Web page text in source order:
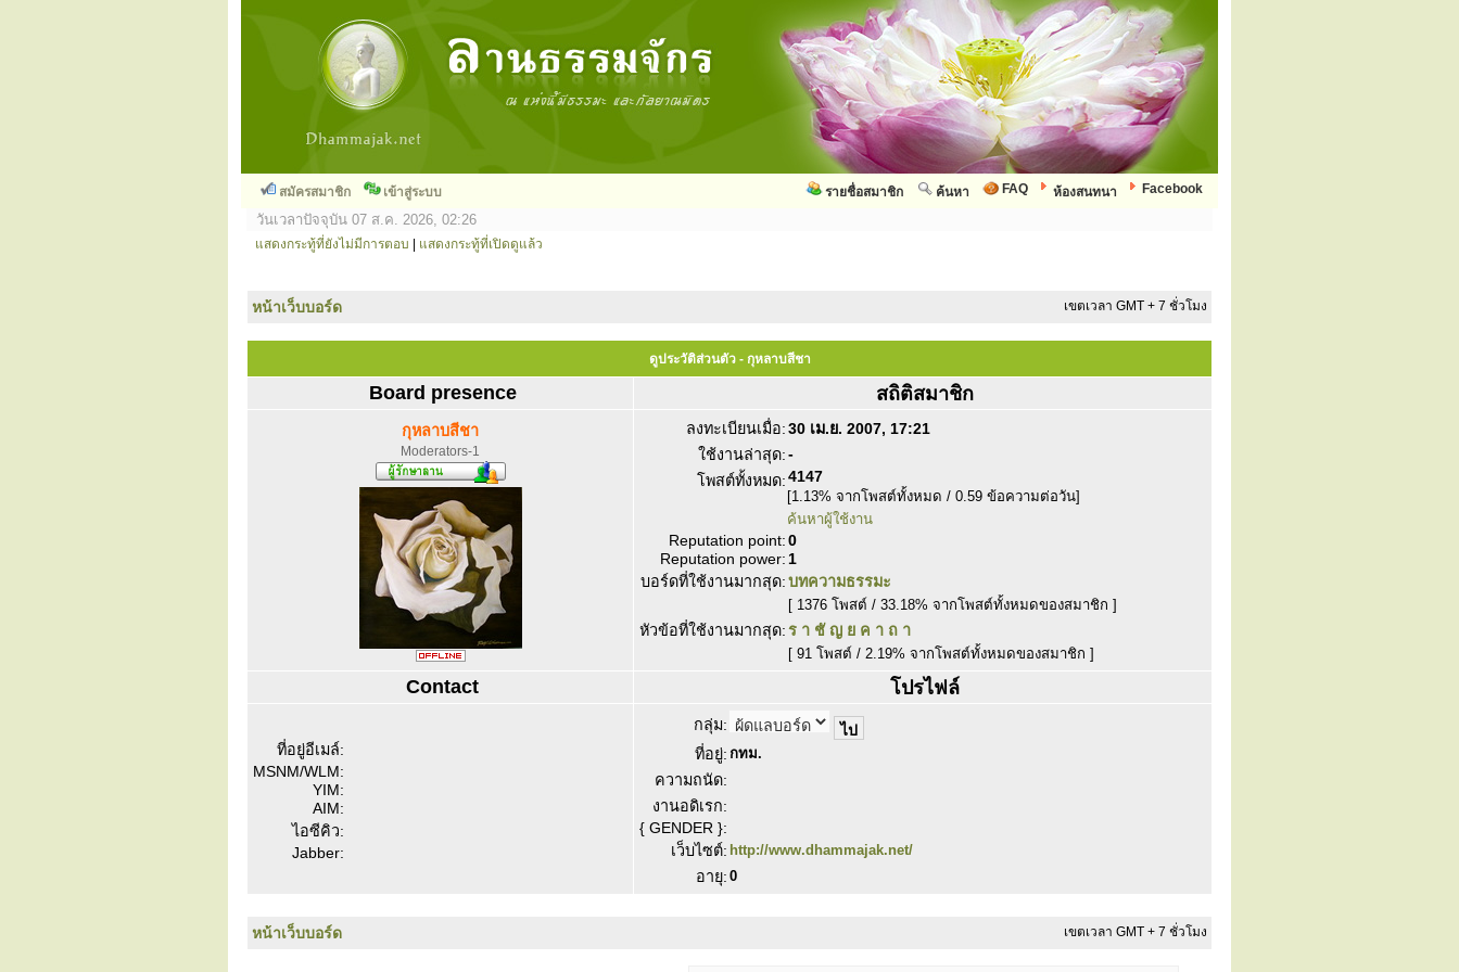
สมัครสมาชิก เข้าสู่ระบบ Facebook
ห้องสนทนา
FAQ
ค้นหา
รายชื่อสมาชิก
วันเวลาปัจจุบัน 07 ส.ค. 2026, 02:26
แสดงกระทู้ที่ยังไม่มีการตอบ แสดงกระทู้ที่เปิดดูแล้ว
หน้าเว็บบอร์ด เขตเวลา GMT + 7 ชั่วโมง
ดูประวัติส่วนตัว - กุหลาบสีชา
Board presence สถิติสมาชิก
กุหลาบสีชา
Moderators-1
ลงทะเบียนเมื่อ:30 เม.ย. 2007, 17:21
ใช้งานล่าสุด:-
โพสต์ทั้งหมด:4147
[1.13% จากโพสต์ทั้งหมด / 0.59 ข้อความต่อวัน]
ค้นหาผู้ใช้งาน
Reputation point:0
Reputation power: 1
บอร์ดที่ใช้งานมากสุด:บทความธรรมะ
[ 1376 โพสต์ / 33.18% จากโพสต์ทั้งหมดของสมาชิก ]
หัวข้อที่ใช้งานมากสุด:ร า ชั ญ ย ค า ถ า
[ 91 โพสต์ / 2.19% จากโพสต์ทั้งหมดของสมาชิก ]
Contact โปรไฟล์
ที่อยู่อีเมล์:
MSNM/WLM:
YIM:
AIM:
ไอซีคิว:
Jabber:
กลุ่ม:
ที่อยู่: กทม.
ความถนัด:
งานอดิเรก:
{ GENDER }:
เว็บไซต์: http://www.dhammajak.net/
อายุ: 0
หน้าเว็บบอร์ด เขตเวลา GMT + 7 ชั่วโมง